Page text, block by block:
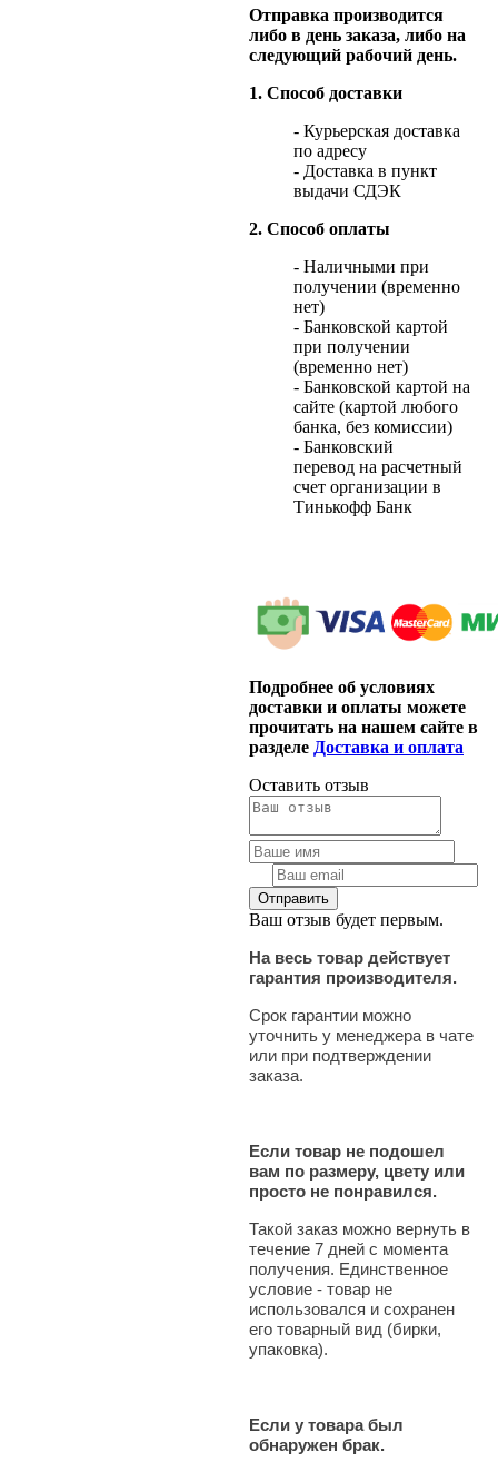
Отправка производится
либо в день заказа, либо на
следующий рабочий день.
1. Способ доставки
- Курьерская доставка
по адресу
- Доставка в пункт
выдачи СДЭК
2. Способ оплаты
- Наличными при
получении (временно
нет)
- Банковской картой
при получении
(временно нет)
- Банковской картой на
сайте (картой любого
банка, без комиссии)
- Банковский
перевод на расчетный
счет организации в
Тинькофф Банк
Подробнее об условиях
доставки и оплаты можете
прочитать на нашем сайте в
разделе Доставка и оплата
Оставить отзыв
Ваш отзыв будет первым.
На весь товар действует
гарантия производителя.
Срок гарантии можно
уточнить у менеджера в чате
или при подтверждении
заказа.
Если товар не подошел
вам по размеру, цвету или
просто не понравился.
Такой заказ можно вернуть в
течение 7 дней с момента
получения. Единственное
условие - товар не
использовался и сохранен
его товарный вид (бирки,
упаковка).
Если у товара был
обнаружен брак.